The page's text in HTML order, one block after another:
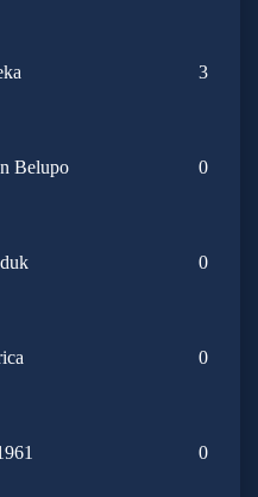
3
Belupo 0
0
0
0